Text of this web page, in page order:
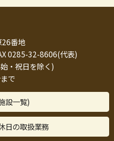
26番地
0285-32-8606(代表)
・祝日を除く)
で
設一覧)
日の取扱業務